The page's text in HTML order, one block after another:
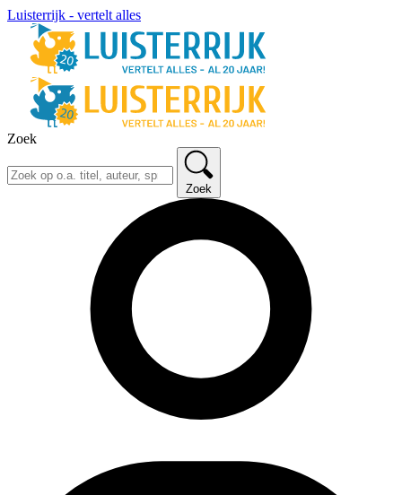
Luisterrijk - vertelt alles
Zoek
Zoek